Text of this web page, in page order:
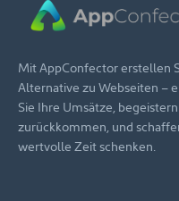
Mit AppConfector erstellen
Alternative zu Webseiten –
Sie Ihre Umsätze,
zurückkommen, und
wertvolle Zeit schenken.